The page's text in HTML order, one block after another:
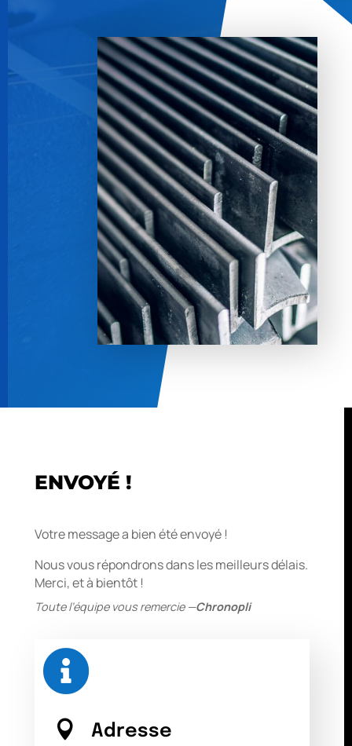
ENVOYÉ !
Votre message a bien été envoyé !
Nous vous répondrons dans les meilleurs délais.
Merci, et à bientôt !
Toute l’équipe vous remercie —Chronopli

 Adresse